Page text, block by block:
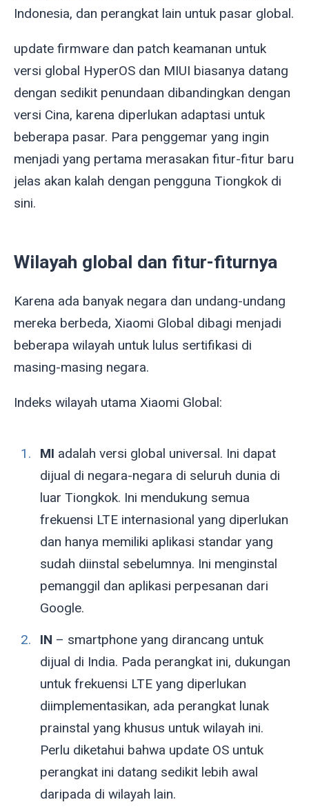
Indonesia, dan perangkat lain untuk pasar global.
update firmware dan patch keamanan untuk
versi global HyperOS dan MIUI biasanya datang
dengan sedikit penundaan dibandingkan dengan
versi Cina, karena diperlukan adaptasi untuk
beberapa pasar. Para penggemar yang ingin
menjadi yang pertama merasakan fitur-fitur baru
jelas akan kalah dengan pengguna Tiongkok di
sini.
Wilayah global dan fitur-fiturnya
Karena ada banyak negara dan undang-undang
mereka berbeda, Xiaomi Global dibagi menjadi
beberapa wilayah untuk lulus sertifikasi di
masing-masing negara.
Indeks wilayah utama Xiaomi Global:
MI adalah versi global universal. Ini dapat
dijual di negara-negara di seluruh dunia di
luar Tiongkok. Ini mendukung semua
frekuensi LTE internasional yang diperlukan
dan hanya memiliki aplikasi standar yang
sudah diinstal sebelumnya. Ini menginstal
pemanggil dan aplikasi perpesanan dari
Google.
IN – smartphone yang dirancang untuk
dijual di India. Pada perangkat ini, dukungan
untuk frekuensi LTE yang diperlukan
diimplementasikan, ada perangkat lunak
prainstal yang khusus untuk wilayah ini.
Perlu diketahui bahwa update OS untuk
perangkat ini datang sedikit lebih awal
daripada di wilayah lain.